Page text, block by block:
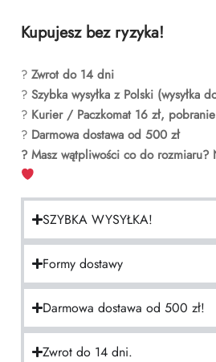
Kupujesz bez ryzyka!
?Zwrot do 14 dni
?Szybka wysyłka z Polski (wysyłka
? Kurier / Paczkomat 16 zł,
? Darmowa dostawa od 500 zł
? Masz wątpliwości co do
SZYBKA WYSYŁKA!
Formy dostawy
Darmowa dostawa od 500 zł!
Zwrot do 14 dni.